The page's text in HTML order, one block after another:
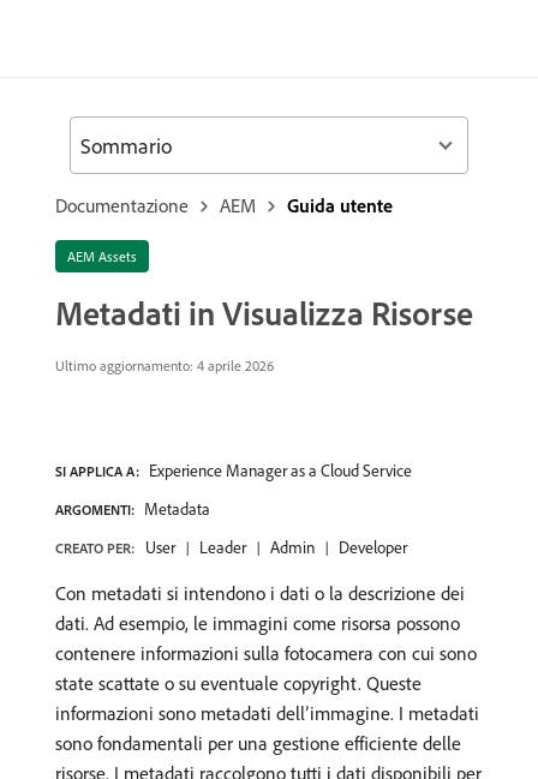
Documentazione AEM Guida utente
AEM Assets
Metadati in Visualizza Risorse
Ultimo aggiornamento: 4 aprile 2026
SI APPLICA A: Experience Manager as a Cloud Service
ARGOMENTI: Metadata
CREATO PER: User Leader Admin Developer
Con metadati si intendono i dati o la descrizione dei
dati. Ad esempio, le immagini come risorsa possono
contenere informazioni sulla fotocamera con cui sono
state scattate o su eventuale copyright. Queste
informazioni sono metadati dell’immagine. I metadati
sono fondamentali per una gestione efficiente delle
risorse. I metadati raccolgono tutti i dati disponibili per
Sommario